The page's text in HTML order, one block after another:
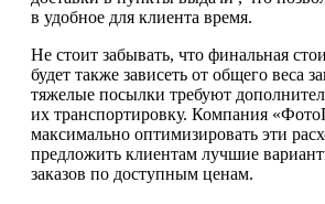
в удобное для клиента время.
Не стоит забывать, что финальная
будет также зависеть от общего веса
тяжелые посылки требуют
их транспортировку. Компания
максимально оптимизировать эти
предложить клиентам лучшие
заказов по доступным ценам.